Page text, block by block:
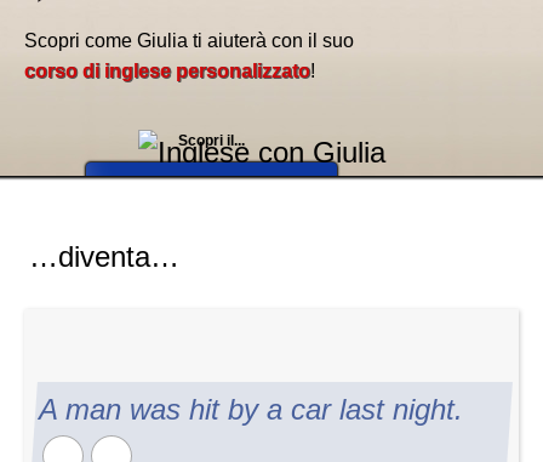
Scopri come Giulia ti aiuterà con il suo
corso di inglese personalizzato!
Scopri il...
➧
…diventa…
A man was hit by a car last night.